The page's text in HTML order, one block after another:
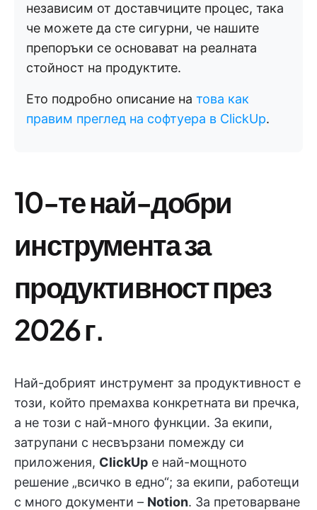
независим от доставчиците процес, така
че можете да сте сигурни, че нашите
препоръки се основават на реалната
стойност на продуктите.
Ето подробно описание на това как
правим преглед на софтуера в ClickUp.
10-те най-добри
инструмента за
продуктивност през
2026 г.
Най-добрият инструмент за продуктивност е
този, който премахва конкретната ви пречка,
а не този с най-много функции. За екипи,
затрупани с несвързани помежду си
приложения, ClickUp е най-мощното
решение „всичко в едно“; за екипи, работещи
с много документи – Notion. За претоварване